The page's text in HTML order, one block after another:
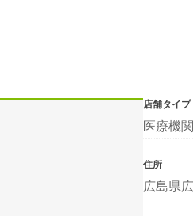
店舗タイプ
医療機関
住所
広島県